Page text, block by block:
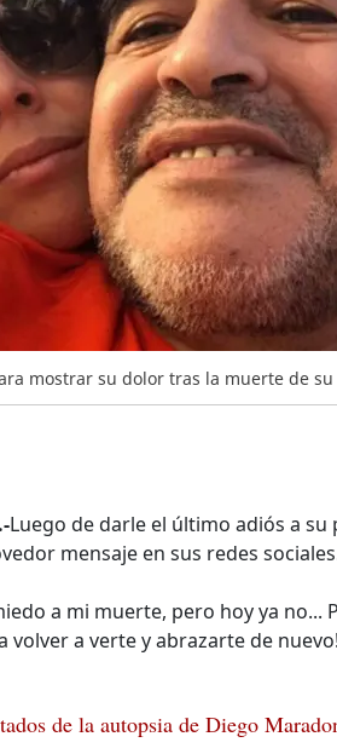
mostrar su dolor tras la muerte de
Luego de darle el último adiós a su
mensaje en sus redes
a mi muerte, pero hoy ya no...
volver a verte y abrazarte de
de la autopsia de Diego